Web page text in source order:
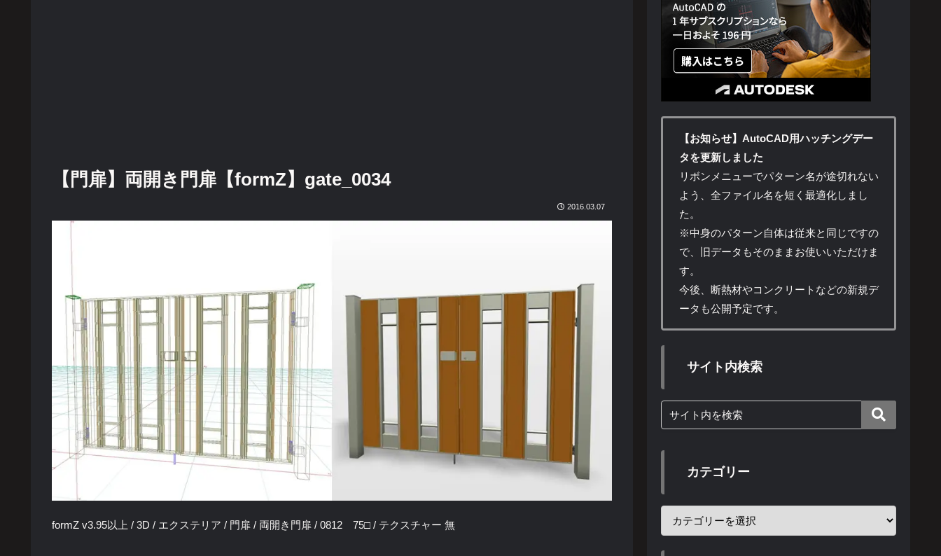
【門扉】両開き門扉【formZ】gate_0034
2016.03.07
formZ v3.95以上 / 3D / エクステリア / 門扉 / 両開き門扉 / 0812 75□ / テクスチャー 無
【お知らせ】AutoCAD用ハッチングデー
タを更新しました
リボンメニューでパターン名が途切れない
よう、全ファイル名を短く最適化しまし
た。
※中身のパターン自体は従来と同じですの
で、旧データもそのままお使いいただけま
す。
今後、断熱材やコンクリートなどの新規デ
ータも公開予定です。
サイト内検索
カテゴリー